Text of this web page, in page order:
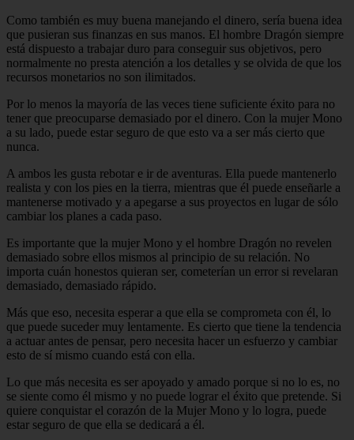
Como también es muy buena manejando el dinero, sería buena idea
que pusieran sus finanzas en sus manos. El hombre Dragón siempre
está dispuesto a trabajar duro para conseguir sus objetivos, pero
normalmente no presta atención a los detalles y se olvida de que los
recursos monetarios no son ilimitados.
Por lo menos la mayoría de las veces tiene suficiente éxito para no
tener que preocuparse demasiado por el dinero. Con la mujer Mono
a su lado, puede estar seguro de que esto va a ser más cierto que
nunca.
A ambos les gusta rebotar e ir de aventuras. Ella puede mantenerlo
realista y con los pies en la tierra, mientras que él puede enseñarle a
mantenerse motivado y a apegarse a sus proyectos en lugar de sólo
cambiar los planes a cada paso.
Es importante que la mujer Mono y el hombre Dragón no revelen
demasiado sobre ellos mismos al principio de su relación. No
importa cuán honestos quieran ser, cometerían un error si revelaran
demasiado, demasiado rápido.
Más que eso, necesita esperar a que ella se comprometa con él, lo
que puede suceder muy lentamente. Es cierto que tiene la tendencia
a actuar antes de pensar, pero necesita hacer un esfuerzo y cambiar
esto de sí mismo cuando está con ella.
Lo que más necesita es ser apoyado y amado porque si no lo es, no
se siente como él mismo y no puede lograr el éxito que pretende. Si
quiere conquistar el corazón de la Mujer Mono y lo logra, puede
estar seguro de que ella se dedicará a él.